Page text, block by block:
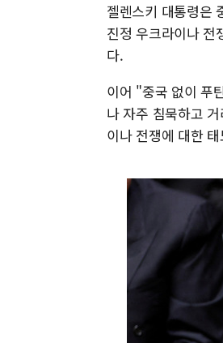
젤렌스키 대통령은
진정 우크라이나 전
다.
이어 "중국 없이 푸
나 자주 침묵하고
이나 전쟁에 대한